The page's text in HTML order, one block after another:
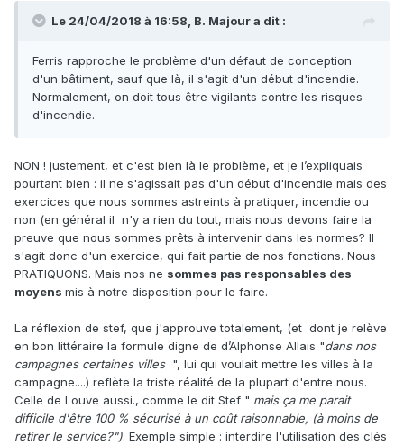
Le 24/04/2018 à 16:58, B. Majour a dit :
Ferris rapproche le problème d'un défaut de conception
d'un bâtiment, sauf que là, il s'agit d'un début d'incendie.
Normalement, on doit tous être vigilants contre les risques
d'incendie.
NON ! justement, et c'est bien là le problème, et je l’expliquais
pourtant bien : il ne s'agissait pas d'un début d'incendie mais des
exercices que nous sommes astreints à pratiquer, incendie ou
non (en général il n'y a rien du tout, mais nous devons faire la
preuve que nous sommes prêts à intervenir dans les normes? Il
s'agit donc d'un exercice, qui fait partie de nos fonctions. Nous
PRATIQUONS. Mais nos ne sommes pas responsables des
moyens mis à notre disposition pour le faire.
La réflexion de stef, que j'approuve totalement, (et dont je relève
en bon littéraire la formule digne de d’Alphonse Allais "dans nos
campagnes certaines villes ", lui qui voulait mettre les villes à la
campagne....) reflète la triste réalité de la plupart d'entre nous.
Celle de Louve aussi., comme le dit Stef " mais ça me parait
difficile d'être 100 % sécurisé à un coût raisonnable, (à moins de
retirer le service?"). Exemple simple : interdire l'utilisation des clés